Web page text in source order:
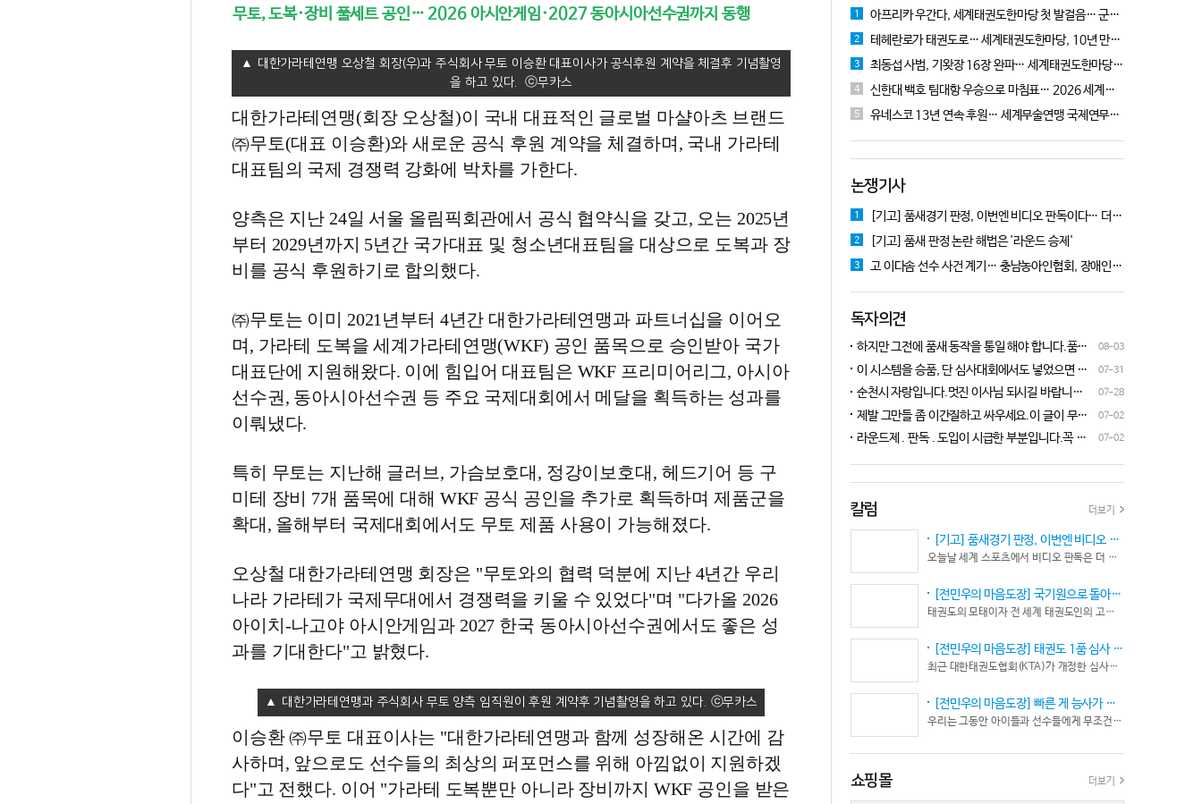
무토, 도복·장비 풀세트 공인… 2026 아시안게임·2027 동아시아선수권까지 동행
대한가라테연맹 오상철 회장(우)과 주식회사 무토 이승환 대표이사가 공식후원 계약을 체결후 기념촬영
을 하고 있다.
대한가라테연맹(회장 오상철)이 국내 대표적인 글로벌 마샬아츠 브랜드
㈜무토(대표 이승환)와 새로운 공식 후원 계약을 체결하며, 국내 가라테
대표팀의 국제 경쟁력 강화에 박차를 가한다.
양측은 지난 24일 서울 올림픽회관에서 공식 협약식을 갖고, 오는 2025년
부터 2029년까지 5년간 국가대표 및 청소년대표팀을 대상으로 도복과 장
비를 공식 후원하기로 합의했다.
㈜무토는 이미 2021년부터 4년간 대한가라테연맹과 파트너십을 이어오
며, 가라테 도복을 세계가라테연맹(WKF) 공인 품목으로 승인받아 국가
대표단에 지원해왔다. 이에 힘입어 대표팀은 WKF 프리미어리그, 아시아
선수권, 동아시아선수권 등 주요 국제대회에서 메달을 획득하는 성과를
이뤄냈다.
특히 무토는 지난해 글러브, 가슴보호대, 정강이보호대, 헤드기어 등 구
미테 장비 7개 품목에 대해 WKF 공식 공인을 추가로 획득하며 제품군을
확대, 올해부터 국제대회에서도 무토 제품 사용이 가능해졌다.
오상철 대한가라테연맹 회장은 "무토와의 협력 덕분에 지난 4년간 우리
나라 가라테가 국제무대에서 경쟁력을 키울 수 있었다"며 "다가올 2026
아이치-나고야 아시안게임과 2027 한국 동아시아선수권에서도 좋은 성
과를 기대한다"고 밝혔다.
대한가라테연맹과 주식회사 무토 양측 임직원이 후원 계약후 기념촬영을 하고 있다.
이승환 ㈜무토 대표이사는 "대한가라테연맹과 함께 성장해온 시간에 감
사하며, 앞으로도 선수들의 최상의 퍼포먼스를 위해 아낌없이 지원하겠
다"고 전했다. 이어 "가라테 도복뿐만 아니라 장비까지 WKF 공인을 받은
1 아프리카 우간다, 세계태권도한마당 첫 발걸음… 군의관 콘데 "잊지 못할 경험"
2 테헤란로가 태권도로… 세계태권도한마당, 10년 만에 국기원서 개막!
3 최동섭 사범, 기왓장 16장 완파… 세계태권도한마당 주먹격파 우승
4 신한대 백호 팀대항 우승으로 마침표… 2026 세계태권도한마당 폐막
5 유네스코 13년 연속 후원… 세계무술연맹 국제연무대회 10월 충주서 개막
논쟁기사
1 [기고] 품새경기 판정, 이번엔 비디오 판독이다… 더 이상 미룰 수 없다
2 [기고] 품새 판정 논란 해법은 '라운드 승제'
3 고 이다솜 선수 사건 계기… 충남농아인협회, 장애인체육 제도개선 9개 정책 제안
독자의견
08-03
하지만 그전에 품새 동작을 통일 해야 합니다.품새
심판 교육에 여러번 참석 했었는데, 강사 마다 동작
할수가 없습니다.하루빨리 강사들이 함께 모여 동
작을 통일 시켜야지 안그러면 항상 분쟁이 생깁니
다.
07-31
이 시스템을 승품, 단 심사대회에서도 넣었으면 좋
겠네요.심사위원들이 일부러 불합격시키고, 이 부
했는데, 번복이 안된답니다.ㅋㅋㅋㅋㅋ 심사위원들
눈이 전부 달라서, 이렇다, 저렇다 말을 할수가 없다
07-28
순천시 자랑입니다.멋진 이사님 되시길 바랍니다
^^♡
07-02
제발 그만들 좀 이간질하고 싸우세요.이 글이 무엇
이 문제인가요?무엇을 얘기하려는지 의도가 무엇
이 노력해 보자는 그런 글 같은데품새 얘기 하는데
왜 갑자기 심판 가오 얘기에 핑크색 옷 얘기 같은 비
하 발언에......답답하시니 그러시겠지만 태권도
"도" 는 지키시며 발언하세요.심판들 또한 이런 말
나오지 않도록 자존심 상하지 않도록 부단히 노력해
야 함은 확실합니다.부끄러운 일 들이 없도록 해야
좋게만 보지 말고 잘하는 건 잘한다고 인정해주고
못하는 건 고치도록 해주셔야지어떠한 글인지 파악
도 못하고 일방적으로 나쁘게 표현하는 글은 보기가
좋지 않습니다.
07-02
라운드제 . 판독 . 도입이 시급한 부분입니다.꼭 승
고 다른 생각 없이 오로지 품새 판정에만 집중 하도
칼럼 더보기
[기고] 품새경기 판정, 이번엔 비디오 판독이다… 더 이상 미룰 수 없다
오늘날 세계 스포츠에서 비디오 판독은 더 이상 선택이 아니다. 선수의 땀과 노력, 경기 결과의 공정성을 지키기 위한 최소한의 안전장치이자 국제 스포츠의 보편적인 기준이 됐다.
[전민우의 마음도장] 국기원으로 돌아온 한마당… 그 안에서 마주하는 '도장(道場)의 본질’
태권도의 모태이자 전 세계 태권도인의 고향, 국기원 도장 위에 다시 뜨거운 기합 소리가 웅장하게 울려 퍼질 예정이다. 오랜만에 국기원에서 펼쳐지는 이번 세계태권도한마당은 단순한 대회 개최를 넘어 국경과 인종, 세대를 넘어 하나의 마음으로 모인 전 세계 태권도인들의 가슴속에 묵직한 설렘과 숭고한 감회를 불러일으킨다.
[전민우의 마음도장] 태권도 1품 심사 완화... 문턱은 낮아졌지만, 계단은 더욱 가팔라졌다!
최근 대한태권도협회(KTA)가 개정한 심사시행 규정이 도장가에 화두를 던지고 있다. 저연령 1품(단) 심사 시 지정 품새의 추첨 범위와 시기를 완화해 각 시도협회가 사실상 태극 1장부터 5장까지로 지정을 축소할 수 있는 제도적 근거를 마련했다.
[전민우의 마음도장] 빠른 게 능사가 아니다… 엘리트 선수의 '기다림'
우리는 그동안 아이들과 선수들에게 무조건 “빨리 반응하라”고 다그치기만 했던 것은 아닐까? 진정한 탁월함은 단순히 근육의 수축 속도가 빠른 데서 오지 않는다. 복잡하고 긴박한 1대 1 격투 상황 속에서 ‘언제 멈추고, 언제 폭발할 것인가’를 통제하는 타이밍 조절 능력과 상황 인식(Situational Awareness)에서 온다.
쇼핑몰 더보기